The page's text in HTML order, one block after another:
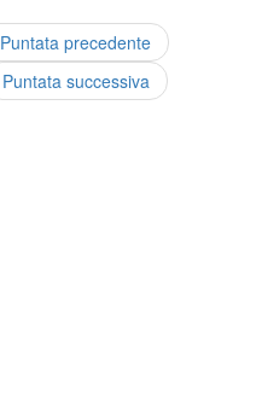
Puntata precedente
Puntata successiva